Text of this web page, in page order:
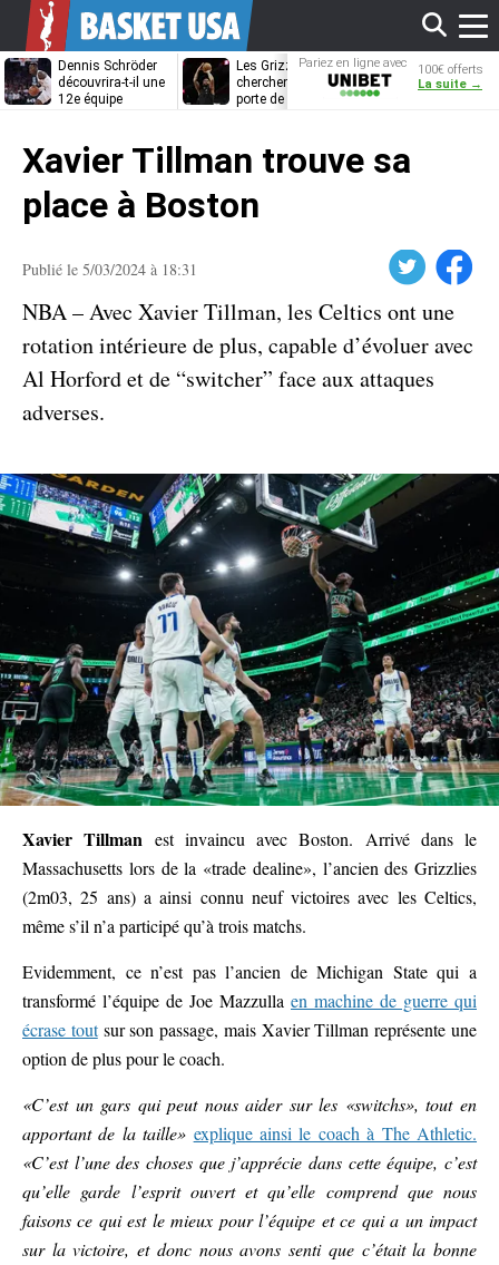
Dennis Schröder
découvrira-t-il une
12e équipe
Les Grizzlies
cherchent déjà une
porte de sortie
Dwane Casey
bientôt coach
Pariez en ligne avec
Unibet
100€ offerts
La suite →
Xavier Tillman trouve sa
place à Boston
Publié le 5/03/2024 à 18:31 Facebook
NBA – Avec Xavier Tillman, les Celtics ont une
rotation intérieure de plus, capable d’évoluer avec
Al Horford et de “switcher” face aux attaques
adverses.
Xavier Tillman est invaincu avec Boston. Arrivé dans le
Massachusetts lors de la «trade dealine», l’ancien des Grizzlies
(2m03, 25 ans) a ainsi connu neuf victoires avec les Celtics,
même s’il n’a participé qu’à trois matchs.
Evidemment, ce n’est pas l’ancien de Michigan State qui a
transformé l’équipe de Joe Mazzulla en machine de guerre qui
écrase toutsur son passage, mais Xavier Tillman représente une
option de plus pour le coach.
«C’est un gars qui peut nous aider sur les «switchs», tout en
apportant de la taille» explique ainsi le coach à The Athletic.
«C’est l’une des choses que j’apprécie dans cette équipe, c’est
qu’elle garde l’esprit ouvert et qu’elle comprend que nous
faisons ce qui est le mieux pour l’équipe et ce qui a un impact
sur la victoire, et donc nous avons senti que c’était la bonne